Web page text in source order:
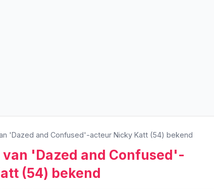
'Dazed and Confused'-acteur Nicky Katt (54) bekend
van 'Dazed and Confused'-
(54) bekend